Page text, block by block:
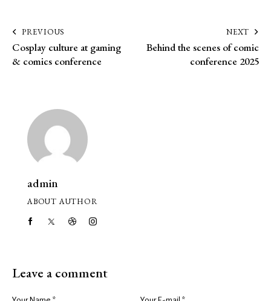
PREVIOUS
Cosplay culture at gaming
& comics conference
NEXT
Behind the scenes of comic
conference 2025
admin
ABOUT AUTHOR
Leave a comment